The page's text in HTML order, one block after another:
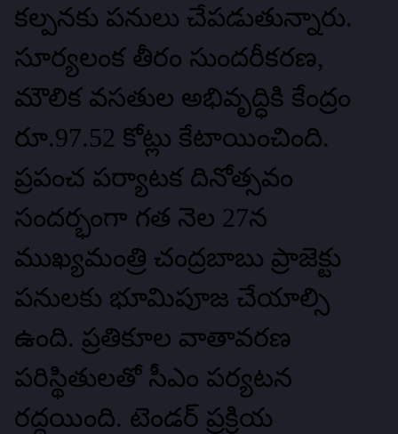
కల్పనకు పనులు చేపడుతున్నారు.
సూర్యలంక తీరం సుందరీకరణ,
మౌలిక వసతుల అభివృద్ధికి కేంద్రం
రూ.97.52 కోట్లు కేటాయించింది.
ప్రపంచ పర్యాటక దినోత్సవం
సందర్భంగా గత నెల 27న
ముఖ్యమంత్రి చంద్రబాబు ప్రాజెక్టు
పనులకు భూమిపూజ చేయాల్సి
ఉంది. ప్రతికూల వాతావరణ
పరిస్థితులతో సీఎం పర్యటన
రద్దయింది. టెండర్‌ ప్రక్రియ